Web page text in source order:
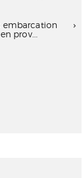
embarcation
prov...